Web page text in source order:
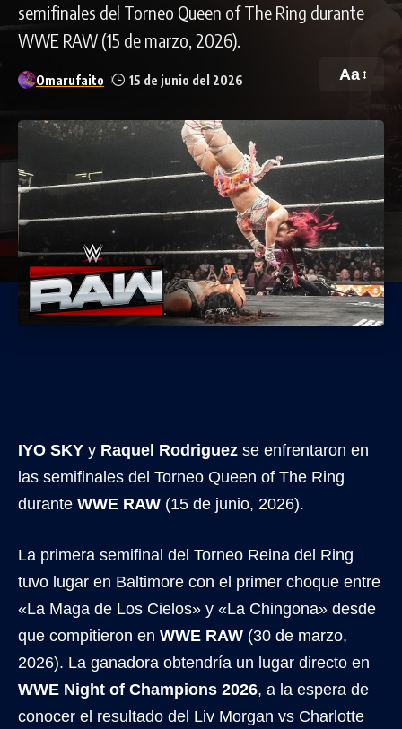
semifinales del Torneo Queen of The Ring durante
WWE RAW (15 de marzo, 2026).
Omarufaito 15 de junio del 2026 Aa
IYO SKY y Raquel Rodriguez se enfrentaron en
las semifinales del Torneo Queen of The Ring
durante WWE RAW (15 de junio, 2026).
La primera semifinal del Torneo Reina del Ring
tuvo lugar en Baltimore con el primer choque entre
«La Maga de Los Cielos» y «La Chingona» desde
que compitieron en WWE RAW (30 de marzo,
2026). La ganadora obtendría un lugar directo en
WWE Night of Champions 2026, a la espera de
conocer el resultado del Liv Morgan vs Charlotte